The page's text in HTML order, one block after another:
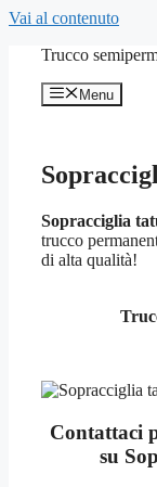
Vai al contenuto
Trucco
Menu
Sopracciglia
trucco
di alta qualità!
Contattaci
su